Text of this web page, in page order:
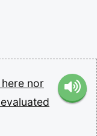
here nor
evaluated